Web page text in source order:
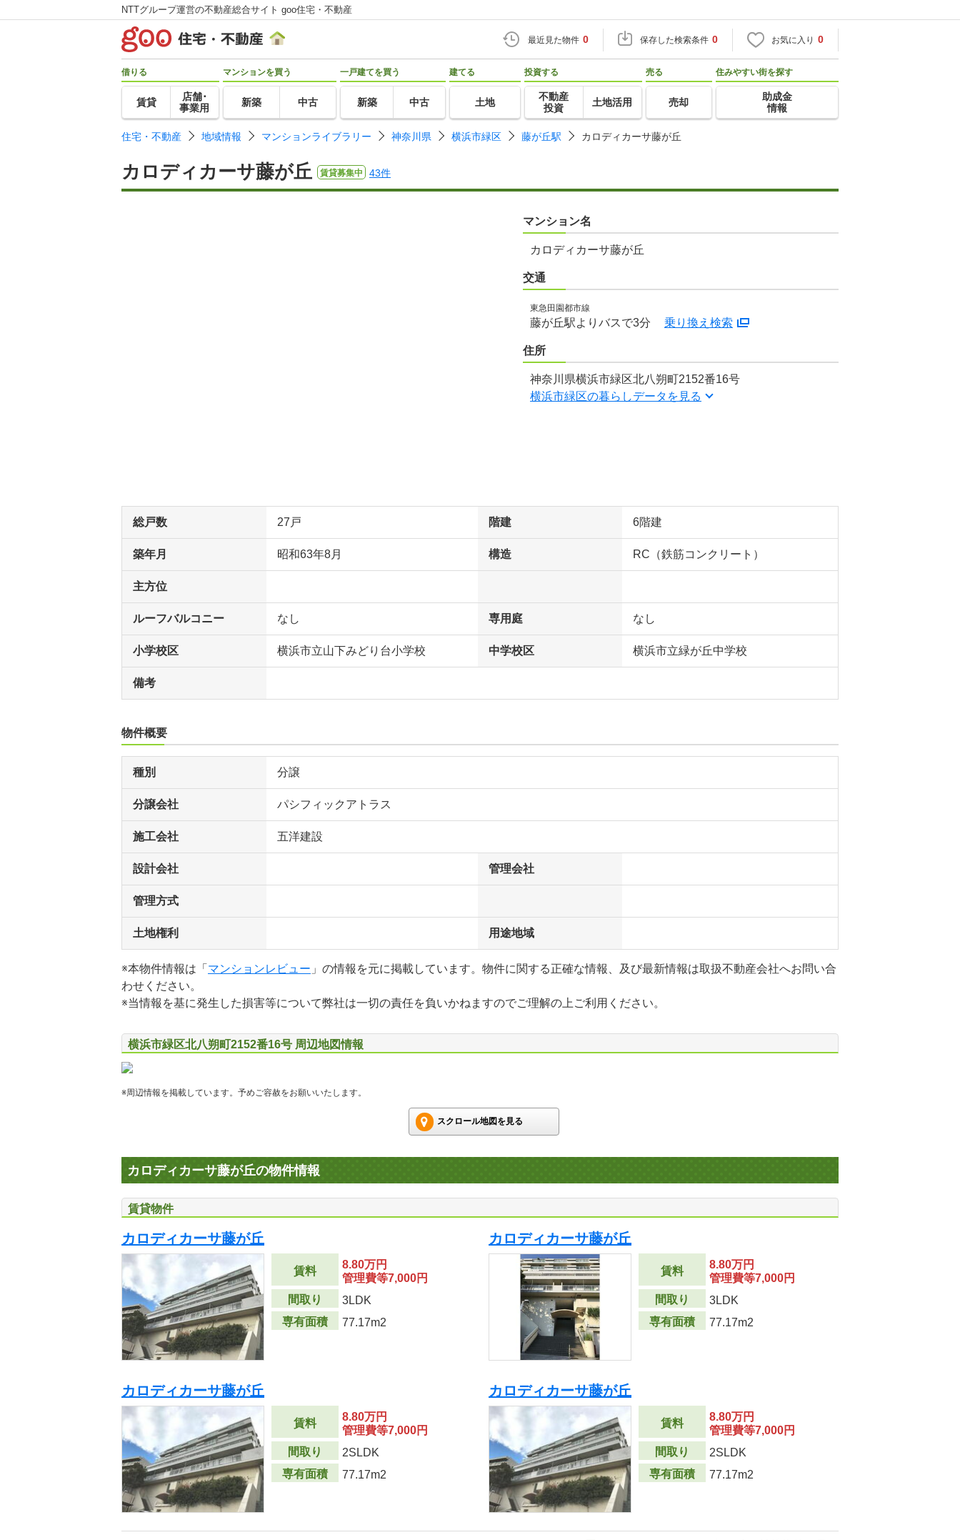
NTTグループ運営の不動産総合サイト goo住宅・不動産
最近見た物件 0 保存した検索条件 0 お気に入り 0
借りる
賃貸
店舗･
事業用
マンションを買う
新築 中古
一戸建てを買う
新築 中古
建てる
土地
投資する
不動産
投資
土地活用
売る
売却
住みやすい街を探す
助成金
情報
住宅・不動産 地域情報 マンションライブラリー 神奈川県 横浜市緑区 藤が丘駅 カロディカーサ藤が丘
カロディカーサ藤が丘 賃貸募集中 43件
マンション名
カロディカーサ藤が丘
交通
東急田園都市線
藤が丘駅よりバスで3分 乗り換え検索
住所
神奈川県横浜市緑区北八朔町2152番16号
横浜市緑区の暮らしデータを見る
総戸数 27戸 階建 6階建
築年月 昭和63年8月 構造 RC（鉄筋コンクリート）
主方位
ルーフバルコニー なし 専用庭 なし
小学校区 横浜市立山下みどり台小学校 中学校区 横浜市立緑が丘中学校
備考
物件概要
種別 分譲
分譲会社 パシフィックアトラス
施工会社 五洋建設
設計会社 管理会社
管理方式
土地権利 用途地域
※本物件情報は「 マンションレビュー 」の情報を元に掲載しています。物件に関する正確な情報、及び最新情報は取扱不動産会社へお問い合
わせください。
※当情報を基に発生した損害等について弊社は一切の責任を負いかねますのでご理解の上ご利用ください。
横浜市緑区北八朔町2152番16号 周辺地図情報
※周辺情報を掲載しています。予めご容赦をお願いいたします。
スクロール地図を見る
カロディカーサ藤が丘の物件情報
賃貸物件
カロディカーサ藤が丘
賃料
8.80万円
管理費等7,000円
間取り
3LDK
専有面積
77.17m2
カロディカーサ藤が丘
賃料
8.80万円
管理費等7,000円
間取り
3LDK
専有面積
77.17m2
カロディカーサ藤が丘
賃料
8.80万円
管理費等7,000円
間取り
2SLDK
専有面積
77.17m2
カロディカーサ藤が丘
賃料
8.80万円
管理費等7,000円
間取り
2SLDK
専有面積
77.17m2